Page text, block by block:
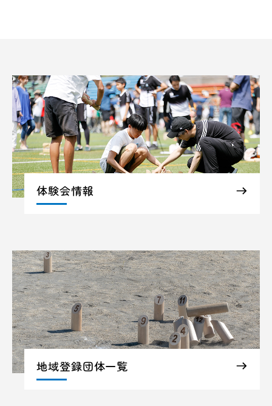
体験会情報
地域登録団体一覧